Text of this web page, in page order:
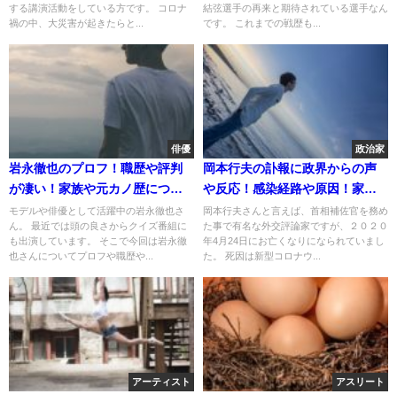
する講演活動をしている方です。 コロナ
禍の中、大災害が起きたらと...
結弦選手の再来と期待されている選手なん
です。 これまでの戦歴も...
俳優
岩永徹也のプロフ！職歴や評判
が凄い！家族や元カノ歴につい
て！
モデルや俳優として活躍中の岩永徹也さ
ん。 最近では頭の良さからクイズ番組に
も出演しています。 そこで今回は岩永徹
也さんについてプロフや職歴や...
政治家
岡本行夫の訃報に政界からの声
や反応！感染経路や原因！家族
や関係者へ影響は？
岡本行夫さんと言えば、首相補佐官を務め
た事で有名な外交評論家ですが、２０２０
年4月24日にお亡くなりになられていまし
た。 死因は新型コロナウ...
アーティスト アスリート